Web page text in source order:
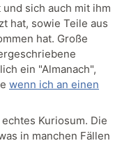
sich auch mit ihm
hat, sowie Teile aus
hat. Große
ein "Almanach",
wenn ich an einen
Kuriosum. Die
in manchen Fällen